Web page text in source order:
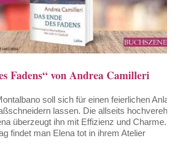
Fadens“ von Andrea Camilleri
soll sich für einen feierlichen Anlass
lassen. Die allseits hochverehrte
überzeugt ihn mit Effizienz und Charme.
findet man Elena tot in ihrem Atelier